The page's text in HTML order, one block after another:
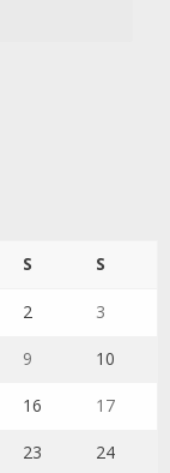
S S
2 3
9 10
16 17
23 24